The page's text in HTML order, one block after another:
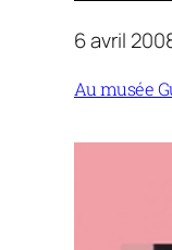
6 avril
Au musée